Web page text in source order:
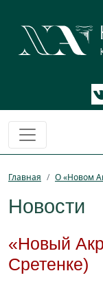
Главная О «Новом
Новости
«Новый
Сретенке)